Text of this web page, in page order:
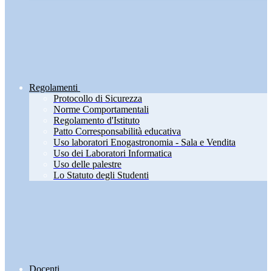
Regolamenti
Protocollo di Sicurezza
Norme Comportamentali
Regolamento d'Istituto
Patto Corresponsabilità educativa
Uso laboratori Enogastronomia - Sala e Vendita
Uso dei Laboratori Informatica
Uso delle palestre
Lo Statuto degli Studenti